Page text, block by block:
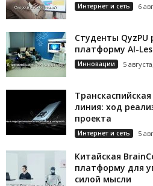
Интернет и сеть 6
Студенты
платформу AI-
Инновации 5
линия: ход
проекта
Интернет и сеть 5
Китайская
платформу для
силой мысли